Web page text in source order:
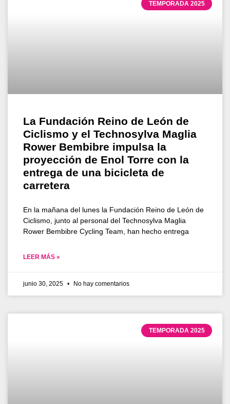
TEMPORADA 2025
La Fundación Reino de León de
Ciclismo y el Technosylva Maglia
Rower Bembibre impulsa la
proyección de Enol Torre con la
entrega de una bicicleta de
carretera
En la mañana del lunes la Fundación Reino de León de
Ciclismo, junto al personal del Technosylva Maglia
Rower Bembibre Cycling Team, han hecho entrega
LEER MÁS »
junio 30, 2025 No hay comentarios
TEMPORADA 2025